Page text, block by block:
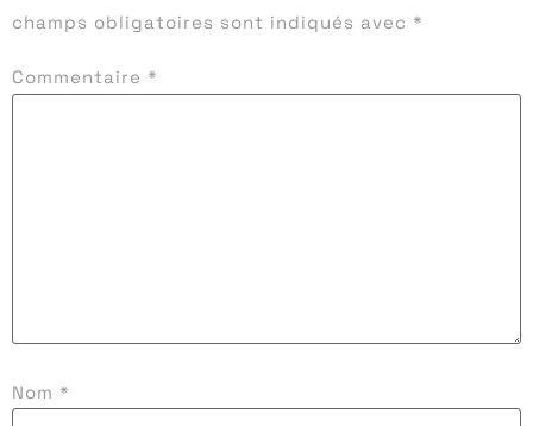
champs obligatoires sont indiqués avec *
Commentaire *
Nom *